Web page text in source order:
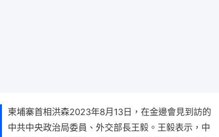
柬埔寨首相洪森2023年8月13日，在金邊會見到訪的
中共中央政治局委員、外交部長王毅。王毅表示，中